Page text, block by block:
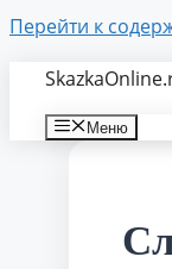
Перейти к
Меню